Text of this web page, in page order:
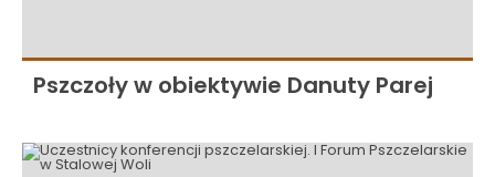
Pszczoły w obiektywie Danuty Parej